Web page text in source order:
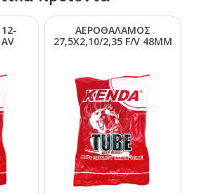
ΑΕΡΟΘΑΛΑΜΟΣ
27,5Χ2,10/2,35 F/V 48ΜΜ